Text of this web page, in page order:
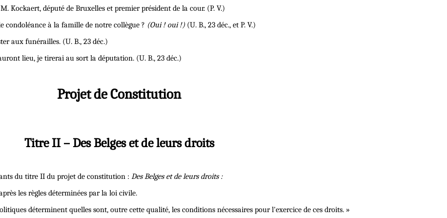
Kockaert, député de Bruxelles et premier président de la cour. (P. V.)
condoléance à la famille de notre collègue ? (Oui ! oui !)(U. B., 23 déc., et P. V.)
aux funérailles. (U. B., 23 déc.)
lieu, je tirerai au sort la députation. (U. B., 23 déc.)
Projet de Constitution
Titre II – Des Belges et de leurs droits
du titre II du projet de constitution : Des Belges et de leurs droits :
les règles déterminées par la loi civile.
déterminent quelles sont, outre cette qualité, les conditions nécessaires pour l'exercice de ces droits. »